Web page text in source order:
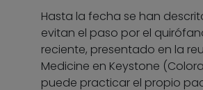
Hasta la fecha se han
evitan el paso por el
reciente, presentado en la
Medicine en Keystone
puede practicar el propio